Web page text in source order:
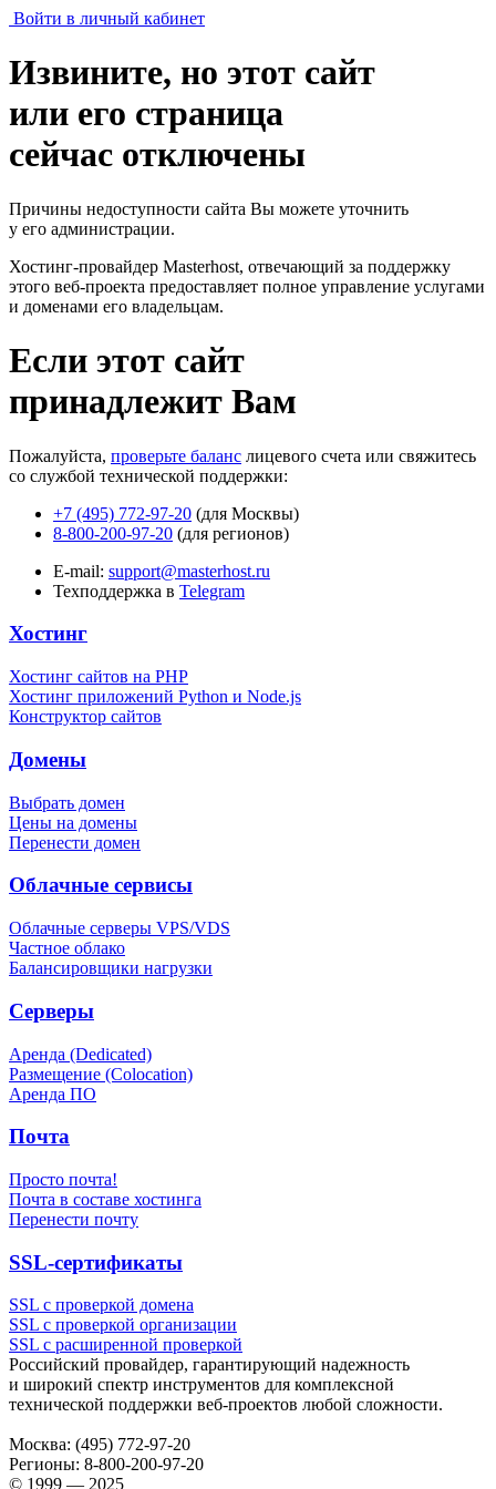
Войти в личный кабинет
Извините, но этот сайт
или его страница
сейчас отключены
Причины недоступности сайта Вы можете уточнить
у его администрации.
Хостинг-провайдер Masterhost, отвечающий за поддержку
этого веб-проекта предоставляет полное управление услугами
и доменами его владельцам.
Если этот сайт
принадлежит Вам
Пожалуйста, проверьте баланс лицевого счета или свяжитесь
со службой технической поддержки:
+7 (495) 772-97-20 (для Москвы)
8-800-200-97-20 (для регионов)
E-mail: support@masterhost.ru
Техподдержка в Telegram
Хостинг
Хостинг сайтов на PHP
Хостинг приложений Python и Node.js
Конструктор сайтов
Домены
Выбрать домен
Цены на домены
Перенести домен
Облачные сервисы
Облачные серверы VPS/VDS
Частное облако
Балансировщики нагрузки
Серверы
Аренда (Dedicated)
Размещение (Colocation)
Аренда ПО
Почта
Просто почта!
Почта в составе хостинга
Перенести почту
SSL-сертификаты
SSL с проверкой домена
SSL с проверкой организации
SSL с расширенной проверкой
Российский провайдер, гарантирующий надежность
и широкий спектр инструментов для комплексной
технической поддержки веб-проектов любой сложности.
Москва: (495) 772-97-20
Регионы: 8-800-200-97-20
© 1999 — 2025